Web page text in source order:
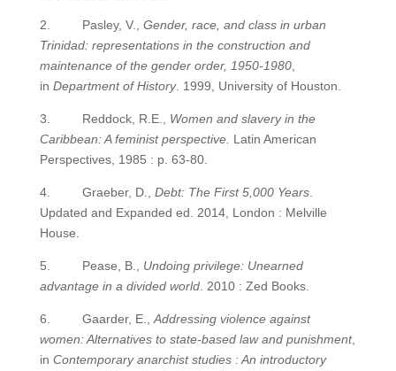
2. Pasley, V., Gender, race, and class in urban
Trinidad: representations in the construction and
maintenance of the gender order, 1950-1980,
in Department of History. 1999, University of Houston.
3. Reddock, R.E., Women and slavery in the
Caribbean: A feminist perspective. Latin American
Perspectives, 1985 : p. 63-80.
4. Graeber, D., Debt: The First 5,000 Years.
Updated and Expanded ed. 2014, London : Melville
House.
5. Pease, B., Undoing privilege: Unearned
advantage in a divided world. 2010 : Zed Books.
6. Gaarder, E., Addressing violence against
women: Alternatives to state-based law and punishment,
in Contemporary anarchist studies : An introductory